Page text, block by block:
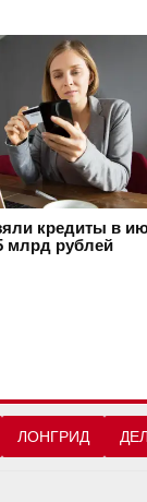
кредиты в
млрд рублей
ЛОНГРИД